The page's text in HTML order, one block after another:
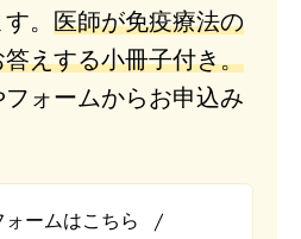
す。医師が免疫療法の
えする小冊子付き。
ォームからお申込み
ォームはこちら